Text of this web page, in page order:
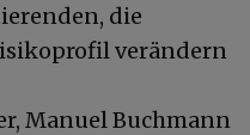
die
verändern
Manuel Buchmann